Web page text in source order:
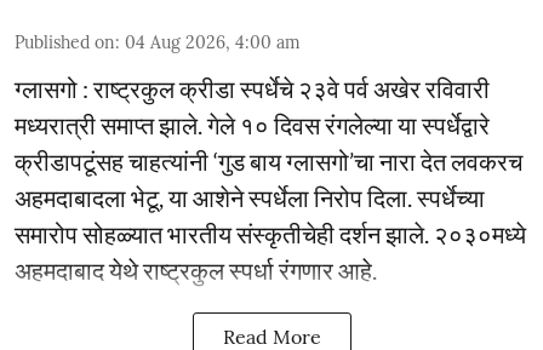
Published on: 04 Aug 2026, 4:00 am
ग्लासगो : राष्ट्रकुल क्रीडा स्पर्धेचे २३वे पर्व अखेर रविवारी
मध्यरात्री समाप्त झाले. गेले १० दिवस रंगलेल्या या स्पर्धेद्वारे
क्रीडापटूंसह चाहत्यांनी ‘गुड बाय ग्लासगो’चा नारा देत लवकरच
अहमदाबादला भेटू, या आशेने स्पर्धेला निरोप दिला. स्पर्धेच्या
समारोप सोहळ्यात भारतीय संस्कृतीचेही दर्शन झाले. २०३०मध्ये
अहमदाबाद येथे राष्ट्रकुल स्पर्धा रंगणार आहे.
Read More